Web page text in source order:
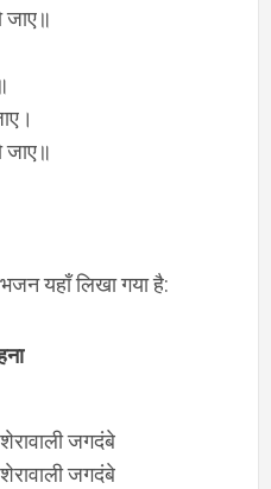
जाए॥
जाए॥
यहाँ लिखा गया है:
जगदंबे
जगदंबे